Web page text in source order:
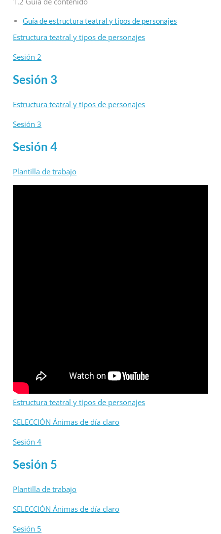
Guía de estructura teatral y tipos de personajes
Estructura teatral y tipos de personajes
Sesión 2
Sesión 3
Estructura teatral y tipos de personajes
Sesión 3
Sesión 4
Plantilla de trabajo
Estructura teatral y tipos de personajes
SELECCIÓN Ánimas de día claro
Sesión 4
Sesión 5
Plantilla de trabajo
SELECCIÓN Ánimas de día claro
Sesión 5